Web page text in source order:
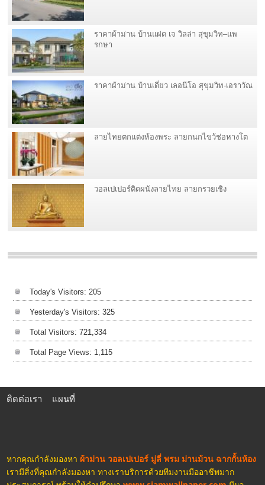
ราคาผ้าม่าน บ้านแฝด เจ วิลล่า สุขุมวิท–แพ
รกษา
ราคาผ้าม่าน บ้านเดี่ยว เลอนีโอ สุขุมวิท-เอราวัณ
ลายไทยตกแต่งห้องพระ ลายกนกไขว้ช่อหางโต
วอลเปเปอร์ติดผนังลายไทย ลายกรวยเชิง
Today's Visitors: 205
Yesterday's Visitors: 325
Total Visitors: 721,334
Total Page Views: 1,115
ติดต่อเรา แผนที่
หากคุณกำลังมองหา ผ้าม่าน วอลเปเปอร์ มู่ลี่ พรม ม่านม้วน ฉากกั้นห้อง
เรามีสิ่งที่คุณกำลังมองหา ทางเราบริการด้วยทีมงานมืออาชีพมาก